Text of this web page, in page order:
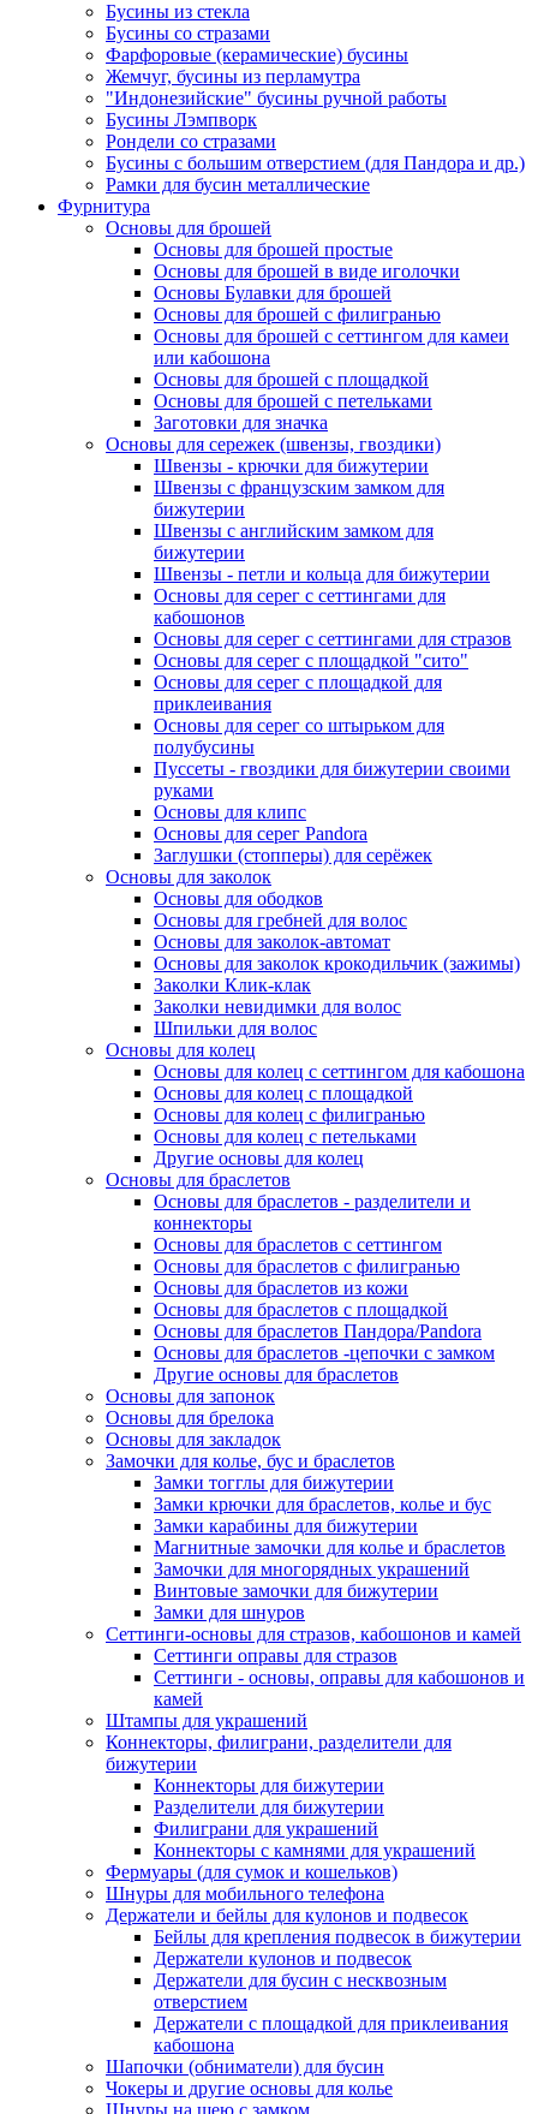
Бусины из стекла
Бусины со стразами
Фарфоровые (керамические) бусины
Жемчуг, бусины из перламутра
"Индонезийские" бусины ручной работы
Бусины Лэмпворк
Рондели со стразами
Бусины с большим отверстием (для Пандора и др.)
Рамки для бусин металлические
Фурнитура
Основы для брошей
Основы для брошей простые
Основы для брошей в виде иголочки
Основы Булавки для брошей
Основы для брошей с филигранью
Основы для брошей с сеттингом для камеи
или кабошона
Основы для брошей с площадкой
Основы для брошей с петельками
Заготовки для значка
Основы для сережек (швензы, гвоздики)
Швензы - крючки для бижутерии
Швензы с французским замком для
бижутерии
Швензы с английским замком для
бижутерии
Швензы - петли и кольца для бижутерии
Основы для серег с сеттингами для
кабошонов
Основы для серег с сеттингами для стразов
Основы для серег с площадкой "сито"
Основы для серег с площадкой для
приклеивания
Основы для серег со штырьком для
полубусины
Пуссеты - гвоздики для бижутерии своими
руками
Основы для клипс
Основы для серег Pandora
Заглушки (стопперы) для серёжек
Основы для заколок
Основы для ободков
Основы для гребней для волос
Основы для заколок-автомат
Основы для заколок крокодильчик (зажимы)
Заколки Клик-клак
Заколки невидимки для волос
Шпильки для волос
Основы для колец
Основы для колец с сеттингом для кабошона
Основы для колец с площадкой
Основы для колец с филигранью
Основы для колец с петельками
Другие основы для колец
Основы для браслетов
Основы для браслетов - разделители и
коннекторы
Основы для браслетов с сеттингом
Основы для браслетов с филигранью
Основы для браслетов из кожи
Основы для браслетов с площадкой
Основы для браслетов Пандора/Pandora
Основы для браслетов -цепочки с замком
Другие основы для браслетов
Основы для запонок
Основы для брелока
Основы для закладок
Замочки для колье, бус и браслетов
Замки тогглы для бижутерии
Замки крючки для браслетов, колье и бус
Замки карабины для бижутерии
Магнитные замочки для колье и браслетов
Замочки для многорядных украшений
Винтовые замочки для бижутерии
Замки для шнуров
Сеттинги-основы для стразов, кабошонов и камей
Сеттинги оправы для стразов
Сеттинги - основы, оправы для кабошонов и
камей
Штампы для украшений
Коннекторы, филиграни, разделители для
бижутерии
Коннекторы для бижутерии
Разделители для бижутерии
Филиграни для украшений
Коннекторы с камнями для украшений
Фермуары (для сумок и кошельков)
Шнуры для мобильного телефона
Держатели и бейлы для кулонов и подвесок
Бейлы для крепления подвесок в бижутерии
Держатели кулонов и подвесок
Держатели для бусин с несквозным
отверстием
Держатели с площадкой для приклеивания
кабошона
Шапочки (обниматели) для бусин
Чокеры и другие основы для колье